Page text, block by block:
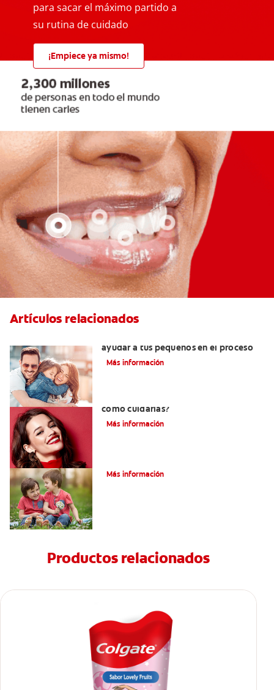
para sacar el máximo partido a
su rutina de cuidado
¡Empiece ya mismo!
Artículos relacionados
ayudar a tus pequeños en el proceso
Más información
cómo cuidarlas?
Más información
Más información
Productos relacionados